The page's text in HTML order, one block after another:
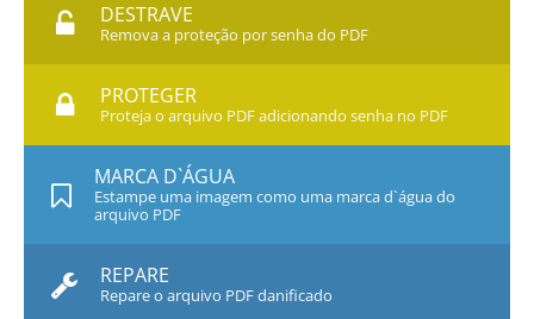
DESTRAVE
Remova a proteção por senha do PDF
PROTEGER
Proteja o arquivo PDF adicionando senha no PDF
MARCA D`ÁGUA
Estampe uma imagem como uma marca d`água do
arquivo PDF
REPARE
Repare o arquivo PDF danificado